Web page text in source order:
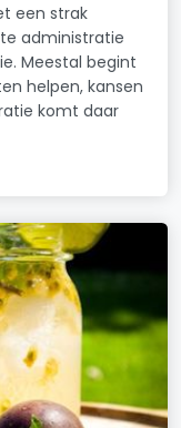
een strak
administratie
Meestal begint
helpen, kansen
komt daar